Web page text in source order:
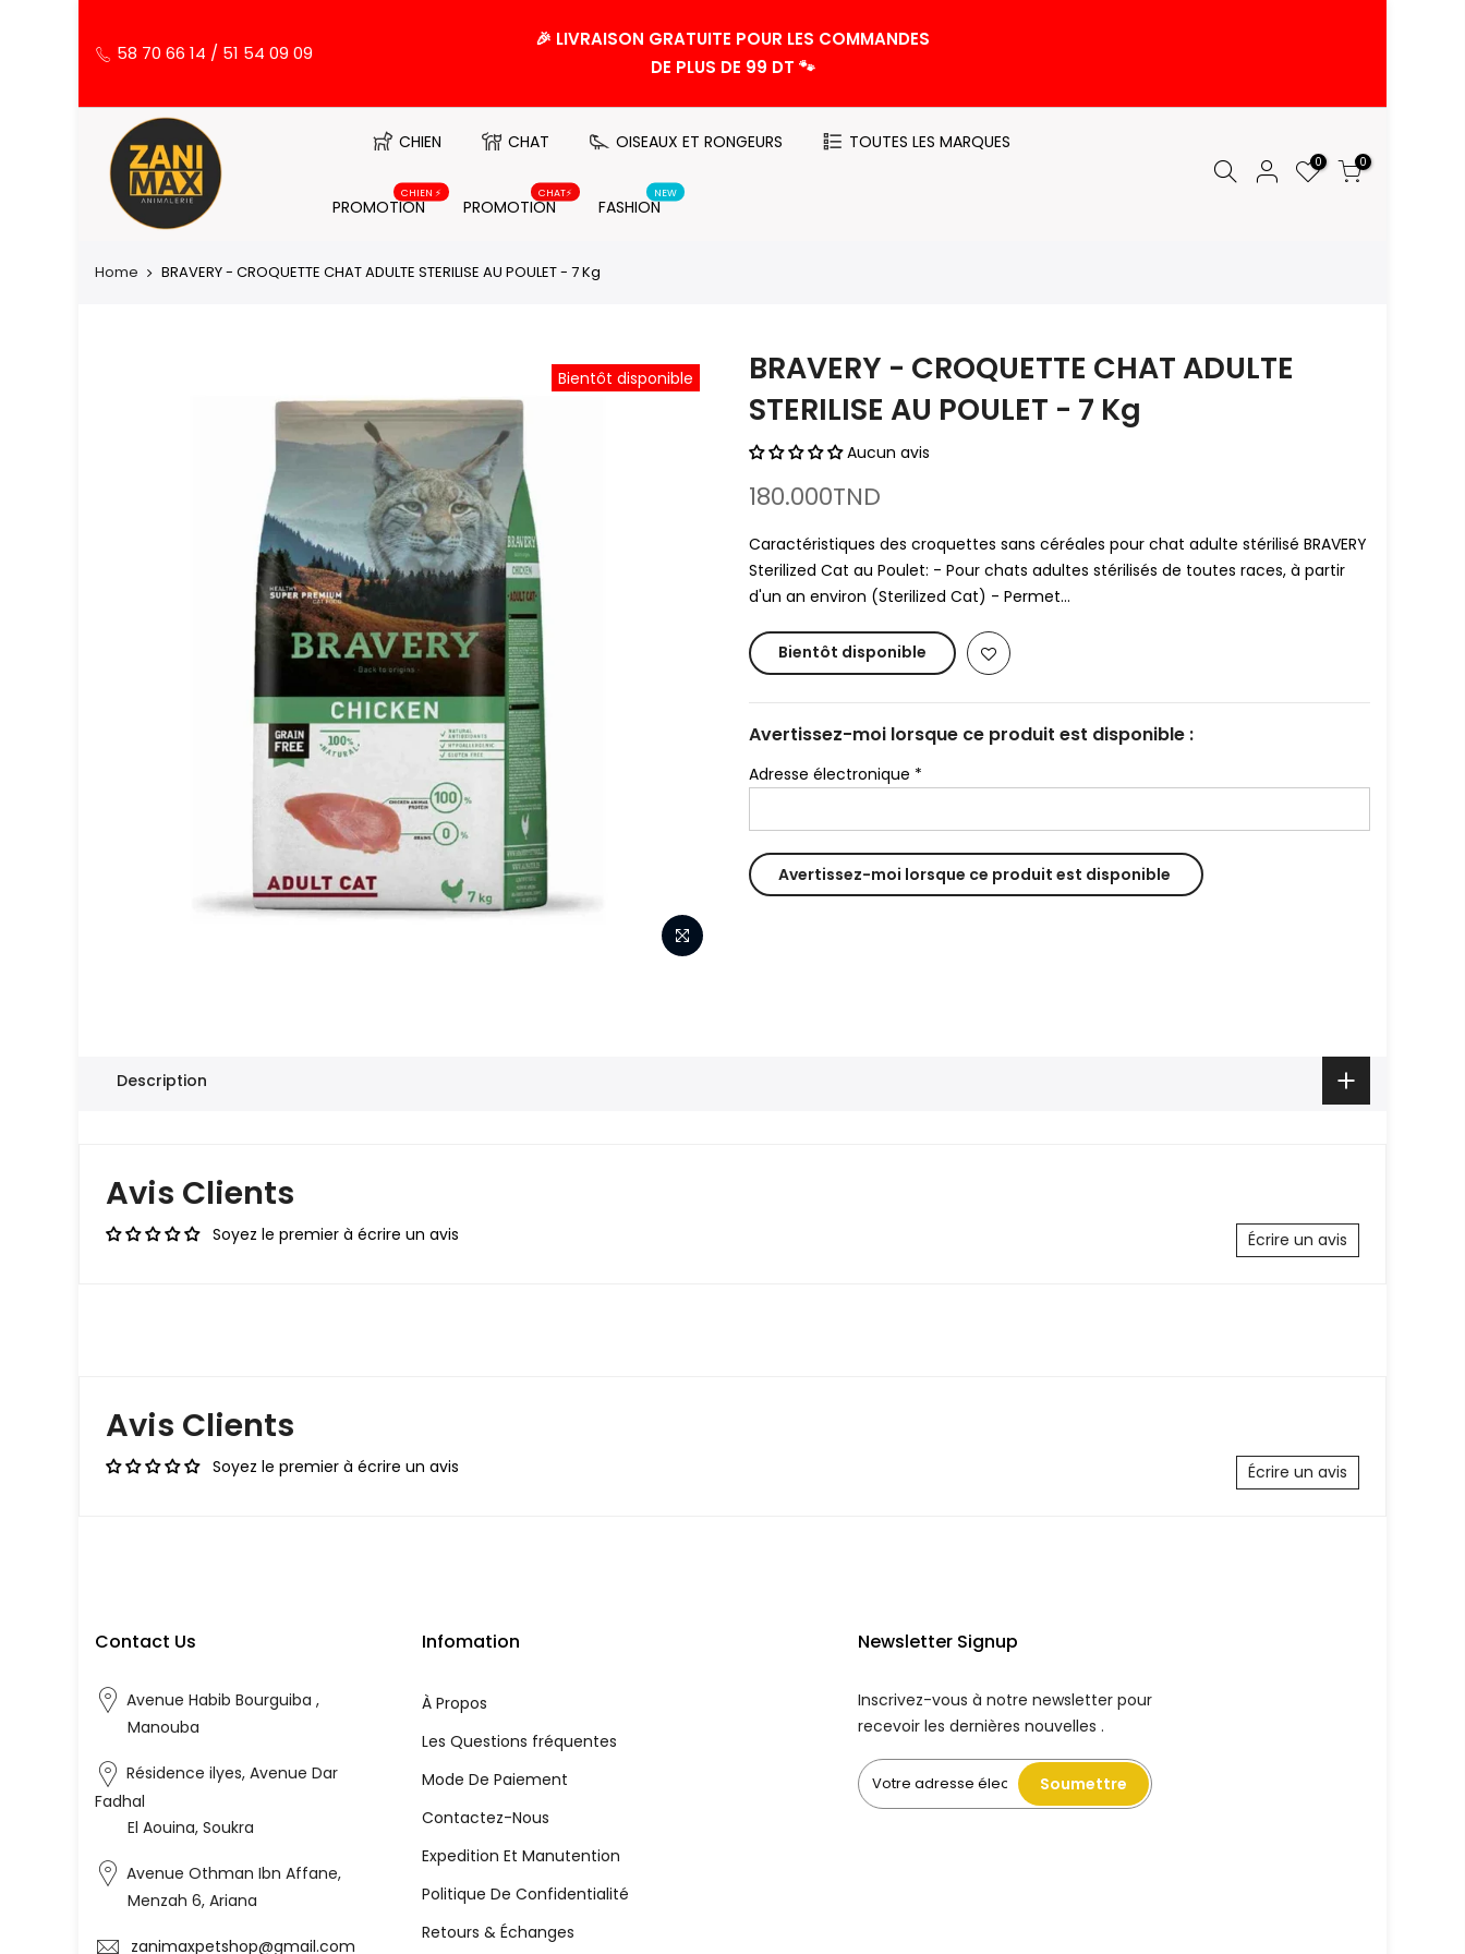
58 70 66 14 / 51 54 09 09
🎉 LIVRAISON GRATUITE POUR LES COMMANDES
DE PLUS DE 99 DT 🐾
CHIEN CHAT OISEAUX ET RONGEURS TOUTES LES MARQUES
PROMOTION
CHIEN ⚡️
PROMOTION
CHAT⚡️
FASHION
NEW
0 0
Home BRAVERY - CROQUETTE CHAT ADULTE STERILISE AU POULET - 7 Kg
Bientôt disponible
BRAVERY - CROQUETTE CHAT ADULTE
STERILISE AU POULET - 7 Kg
Aucun avis
180.000TND
Caractéristiques des croquettes sans céréales pour chat adulte stérilisé BRAVERY
Sterilized Cat au Poulet: - Pour chats adultes stérilisés de toutes races, à partir
d'un an environ (Sterilized Cat) - Permet...
Bientôt disponible
Avertissez-moi lorsque ce produit est disponible :
Adresse électronique *
Description
Avis Clients
Soyez le premier à écrire un avis Écrire un avis
Avis Clients
Soyez le premier à écrire un avis Écrire un avis
Contact Us
Avenue Habib Bourguiba ,
Manouba
Résidence ilyes, Avenue Dar
Fadhal
El Aouina, Soukra
Avenue Othman Ibn Affane,
Menzah 6, Ariana
zanimaxpetshop@gmail.com
Infomation
À Propos
Les Questions fréquentes
Mode De Paiement
Contactez-Nous
Expedition Et Manutention
Politique De Confidentialité
Retours & Échanges
Newsletter Signup
Inscrivez-vous à notre newsletter pour
recevoir les dernières nouvelles .
Soumettre